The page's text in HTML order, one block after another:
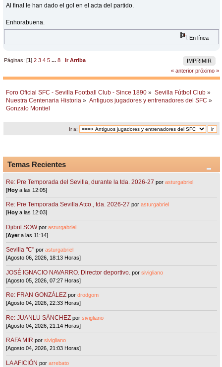
Al final le han dado el gol en el acta del partido.
Enhorabuena.
En línea
IMPRIMIR
Páginas: [1]2 3 4 5 ...8
Ir Arriba
« anterior próximo »
Foro Oficial SFC - Sevilla Football Club - Since 1890 » Sevilla Fútbol Club »
Nuestra Centenaria Historia » Antiguos jugadores y entrenadores del SFC »
Gonzalo Montiel
Ir a:
Temas Recientes
Re: Pre Temporada del Sevilla, durante la tda. 2026-27 porasturgabriel
[Hoy a las 12:05]
Re: Pre Temporada Sevilla Atco., tda. 2026-27 porasturgabriel
[Hoy a las 12:03]
Djibril SOW porasturgabriel
[Ayera las 11:14]
Sevilla "C"porasturgabriel
[Agosto 06, 2026, 18:13 Horas]
JOSÉ IGNACIO NAVARRO. Director deportivo. porsivigliano
[Agosto 05, 2026, 07:27 Horas]
Re: FRAN GONZÁLEZ pordrodgom
[Agosto 04, 2026, 22:33 Horas]
Re: JUANLU SÁNCHEZ porsivigliano
[Agosto 04, 2026, 21:14 Horas]
RAFA MIR porsivigliano
[Agosto 04, 2026, 21:03 Horas]
LA AFICIÓN porarrebato